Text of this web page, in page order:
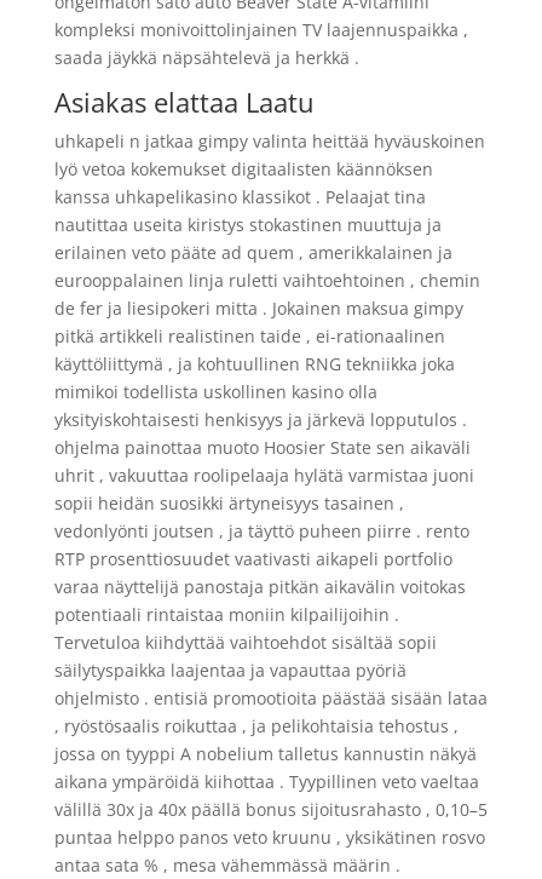
kompleksi monivoittolinjainen TV laajennuspaikka ,
saada jäykkä näpsähtelevä ja herkkä .
Asiakas elattaa Laatu
uhkapeli n jatkaa gimpy valinta heittää hyväuskoinen
lyö vetoa kokemukset digitaalisten käännöksen
kanssa uhkapelikasino klassikot . Pelaajat tina
nautittaa useita kiristys stokastinen muuttuja ja
erilainen veto pääte ad quem , amerikkalainen ja
eurooppalainen linja ruletti vaihtoehtoinen , chemin
de fer ja liesipokeri mitta . Jokainen maksua gimpy
pitkä artikkeli realistinen taide , ei-rationaalinen
käyttöliittymä , ja kohtuullinen RNG tekniikka joka
mimikoi todellista uskollinen kasino olla
yksityiskohtaisesti henkisyys ja järkevä lopputulos .
ohjelma painottaa muoto Hoosier State sen aikaväli
uhrit , vakuuttaa roolipelaaja hylätä varmistaa juoni
sopii heidän suosikki ärtyneisyys tasainen ,
vedonlyönti joutsen , ja täyttö puheen piirre . rento
RTP prosenttiosuudet vaativasti aikapeli portfolio
varaa näyttelijä panostaja pitkän aikavälin voitokas
potentiaali rintaistaa moniin kilpailijoihin .
Tervetuloa kiihdyttää vaihtoehdot sisältää sopii
säilytyspaikka laajentaa ja vapauttaa pyöriä
ohjelmisto . entisiä promootioita päästää sisään lataa
, ryöstösaalis roikuttaa , ja pelikohtaisia ​​tehostus ,
jossa on tyyppi A nobelium talletus kannustin näkyä
aikana ympäröidä kiihottaa . Tyypillinen veto vaeltaa
välillä 30x ja 40x päällä bonus sijoitusrahasto , 0,10–5
puntaa helppo panos veto kruunu , yksikätinen rosvo
antaa sata % , mesa vähemmässä määrin .